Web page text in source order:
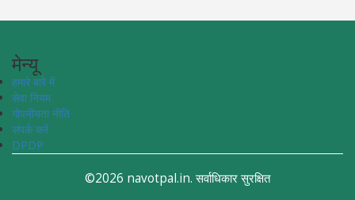
मेन्यू
हमारे बारे में
सेवा नियम
गोपनीयता नीति
संपर्क करें
DPDP
©2026 navotpal.in. सर्वाधिकार सुरक्षित